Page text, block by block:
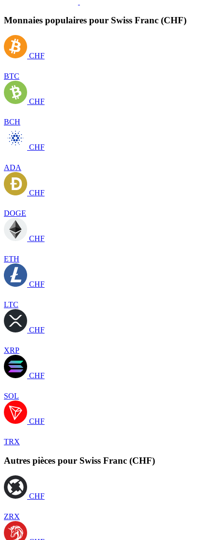
Monnaies populaires pour Swiss Franc (CHF)
CHF
BTC
CHF
BCH
CHF
ADA
CHF
DOGE
CHF
ETH
CHF
LTC
CHF
XRP
CHF
SOL
CHF
TRX
Autres pièces pour Swiss Franc (CHF)
CHF
ZRX